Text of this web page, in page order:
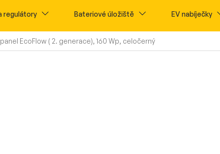
regulátory Bateriové úložiště EV nabíječky
Sety Novinky
EcoFlow ( 2. generace), 160 Wp, celočerný